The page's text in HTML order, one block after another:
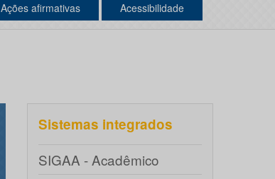
Ações afirmativas Acessibilidade
Sistemas integrados
SIGAA - Acadêmico